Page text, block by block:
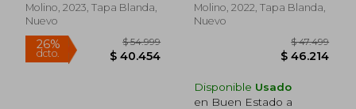
Molino, 2023, Tapa Blanda,
Nuevo
Rápido
Molino, 2022, Tapa Blanda,
Nuevo
Rápido
Disponible Usado
en Buen Estado a